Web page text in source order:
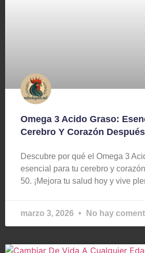
Omega 3 Acido Graso:
Cerebro Y Corazón
Descubre por qué el Omega 3
esencial para tu cerebro y
50. ¡Mejora tu salud hoy y vive
marzo 3, 2026 No hay